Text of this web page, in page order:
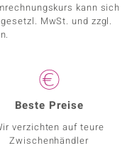
kann sich
MwSt. und zzgl.
Beste Preise
verzichten auf teure
Zwischenhändler